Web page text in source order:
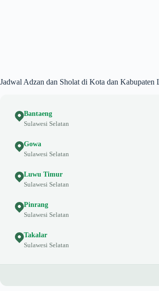
Jadwal Adzan dan Sholat di Kota dan Kabupaten
Bantaeng
Sulawesi Selatan
Gowa
Sulawesi Selatan
Luwu Timur
Sulawesi Selatan
Pinrang
Sulawesi Selatan
Takalar
Sulawesi Selatan